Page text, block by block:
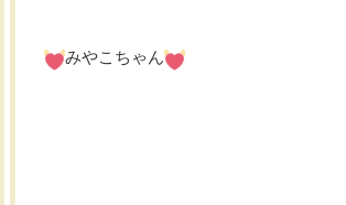
みやこちゃん